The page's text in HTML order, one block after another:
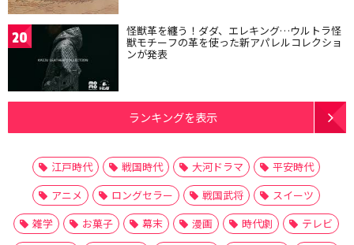
20 怪獣革を纏う！ダダ、エレキング…ウルトラ怪
獣モチーフの革を使った新アパレルコレクショ
ンが発表
ランキングを表示
江戸時代 戦国時代 大河ドラマ
平安時代
アニメ
ロングセラー 戦国武将
スイーツ
雑学
お菓子 幕末 漫画 時代劇
テレビ